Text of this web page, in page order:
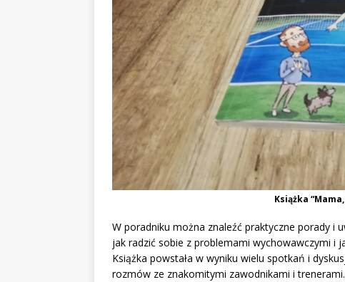
Książka
W poradniku można znaleźć praktyczne porady i
jak radzić sobie z problemami wychowawczymi i
Książka powstała w wyniku wielu spotkań i
rozmów ze znakomitymi zawodnikami i trenerami.